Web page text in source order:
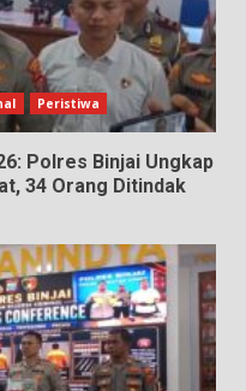
Peristiwa
Polres Binjai Ungkap
34 Orang Ditindak